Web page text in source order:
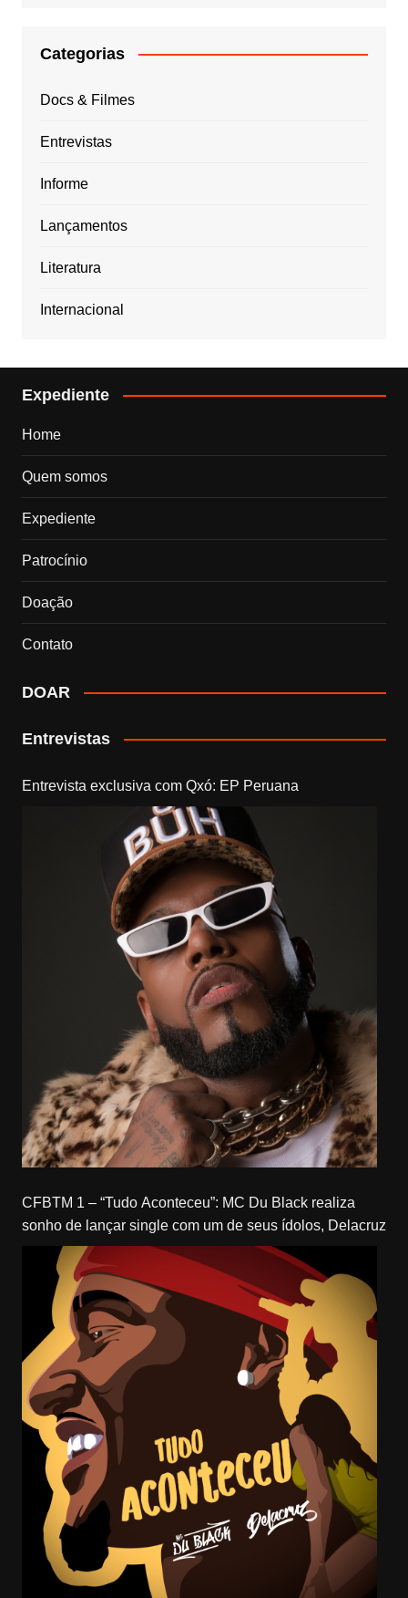
Categorias
Docs & Filmes
Entrevistas
Informe
Lançamentos
Literatura
Internacional
Expediente
Home
Quem somos
Expediente
Patrocínio
Doação
Contato
DOAR
Entrevistas
Entrevista exclusiva com Qxó: EP Peruana
CFBTM 1 – “Tudo Aconteceu”: MC Du Black realiza
sonho de lançar single com um de seus ídolos, Delacruz